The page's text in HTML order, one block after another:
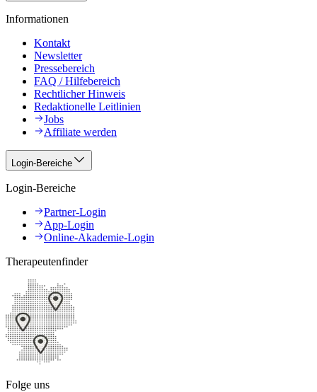
Informationen
Kontakt
Newsletter
Pressebereich
FAQ / Hilfebereich
Rechtlicher Hinweis
Redaktionelle Leitlinien
Jobs
Affiliate werden
Login-Bereiche
Login-Bereiche
Partner-Login
App-Login
Online-Akademie-Login
Therapeutenfinder
Folge uns